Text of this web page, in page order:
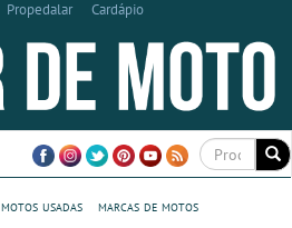
Propedalar Cardápio
motos usadas
marcas de motos